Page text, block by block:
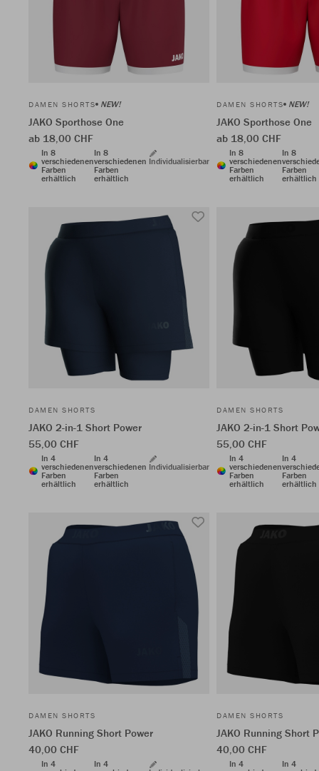
DAMEN SHORTS NEW!
JAKO Sporthose One
ab 18,00 CHF
In 8
verschiedenen
Farben
erhältlich
In 8
verschiedenen
Farben
erhältlich
Individualisierbar
DAMEN SHORTS NEW!
JAKO Sporthose One
ab 18,00 CHF
In 8
verschiedenen
Farben
erhältlich
In 8
Farben
erhältlich
DAMEN SHORTS
JAKO 2-in-1 Short Power
55,00 CHF
In 4
verschiedenen
Farben
erhältlich
In 4
verschiedenen
Farben
erhältlich
Individualisierbar
DAMEN SHORTS
JAKO 2-in-1 Short
55,00 CHF
In 4
verschiedenen
Farben
erhältlich
In 4
Farben
erhältlich
DAMEN SHORTS
JAKO Running Short Power
40,00 CHF
In 4
In 4
DAMEN SHORTS
JAKO Running Short
40,00 CHF
In 4
In 4